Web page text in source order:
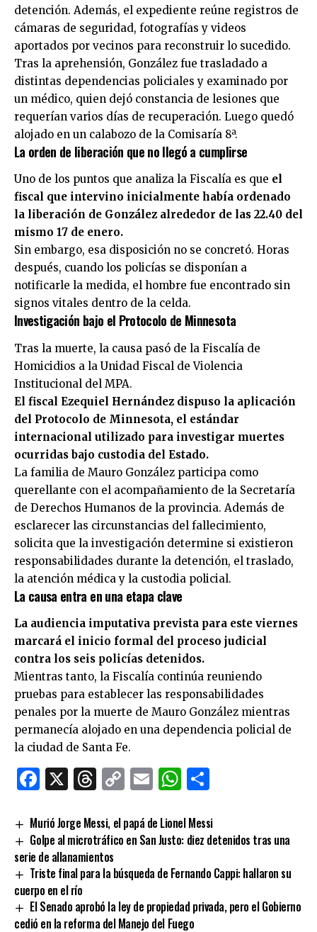
detención. Además, el expediente reúne registros de
cámaras de seguridad, fotografías y videos
aportados por vecinos para reconstruir lo sucedido.
Tras la aprehensión, González fue trasladado a
distintas dependencias policiales y examinado por
un médico, quien dejó constancia de lesiones que
requerían varios días de recuperación. Luego quedó
alojado en un calabozo de la Comisaría 8ª.
La orden de liberación que no llegó a cumplirse
Uno de los puntos que analiza la Fiscalía es que el
fiscal que intervino inicialmente había ordenado
la liberación de González alrededor de las 22.40 del
mismo 17 de enero.
Sin embargo, esa disposición no se concretó. Horas
después, cuando los policías se disponían a
notificarle la medida, el hombre fue encontrado sin
signos vitales dentro de la celda.
Investigación bajo el Protocolo de Minnesota
Tras la muerte, la causa pasó de la Fiscalía de
Homicidios a la Unidad Fiscal de Violencia
Institucional del MPA.
El fiscal Ezequiel Hernández dispuso la aplicación
del Protocolo de Minnesota, el estándar
internacional utilizado para investigar muertes
ocurridas bajo custodia del Estado.
La familia de Mauro González participa como
querellante con el acompañamiento de la Secretaría
de Derechos Humanos de la provincia. Además de
esclarecer las circunstancias del fallecimiento,
solicita que la investigación determine si existieron
responsabilidades durante la detención, el traslado,
la atención médica y la custodia policial.
La causa entra en una etapa clave
La audiencia imputativa prevista para este viernes
marcará el inicio formal del proceso judicial
contra los seis policías detenidos.
Mientras tanto, la Fiscalía continúa reuniendo
pruebas para establecer las responsabilidades
penales por la muerte de Mauro González mientras
permanecía alojado en una dependencia policial de
la ciudad de Santa Fe.
Facebook
X Threads
CopyEmailWhatsApp
Murió Jorge Messi, el papá de Lionel Messi
Golpe al microtráfico en San Justo: diez detenidos tras una
serie de allanamientos
Triste final para la búsqueda de Fernando Cappi: hallaron su
cuerpo en el río
El Senado aprobó la ley de propiedad privada, pero el Gobierno
cedió en la reforma del Manejo del Fuego